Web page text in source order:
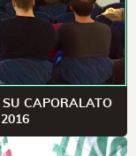
SU CAPORALATO